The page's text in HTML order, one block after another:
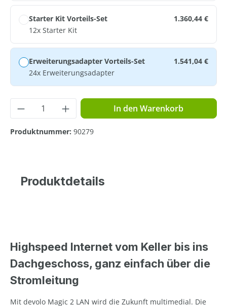
Starter Kit Vorteils-Set
12x Starter Kit
1.360,44 €
Erweiterungsadapter Vorteils-Set
24x Erweiterungsadapter
1.541,04 €
Produkt Anzahl: Gib den gewünschten
In den Warenkorb
Produktnummer: 90279
Produktdetails
Highspeed Internet vom Keller bis ins
Dachgeschoss, ganz einfach über die
Stromleitung
Mit devolo Magic 2 LAN wird die Zukunft multimedial. Die